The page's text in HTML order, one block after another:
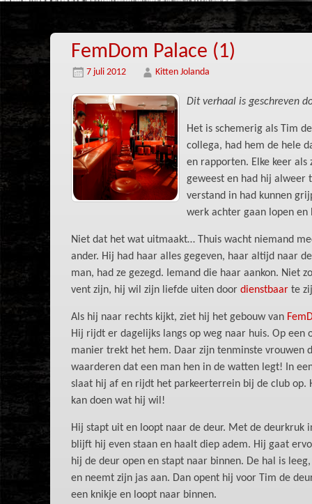
FemDom Palace (1)
7 juli 2012 Kitten Jolanda
Dit verhaal is geschreven
Het is schemerig als Tim
collega, had hem de hele
en rapporten. Elke keer
geweest en had hij alweer
verstand in had kunnen
werk achter gaan lopen
Niet dat het wat uitmaakt… Thuis wacht niemand
ander. Hij had haar alles gegeven, haar altijd naar
man, had ze gezegd. Iemand die haar aankon. Niet
vent zijn, hij wil zijn liefde uiten door dienstbaar te
Als hij naar rechts kijkt, ziet hij het gebouw van
Hij rijdt er dagelijks langs op weg naar huis. Op een
manier trekt het hem. Daar zijn tenminste vrouwen
waarderen dat een man hen in de watten legt! In
slaat hij af en rijdt het parkeerterrein bij de club op.
kan doen wat hij wil!
Hij stapt uit en loopt naar de deur. Met de deurkruk
blijft hij even staan en haalt diep adem. Hij gaat
hij de deur open en stapt naar binnen. De hal is
en neemt zijn jas aan. Dan opent hij voor Tim de
een knikje en loopt naar binnen.